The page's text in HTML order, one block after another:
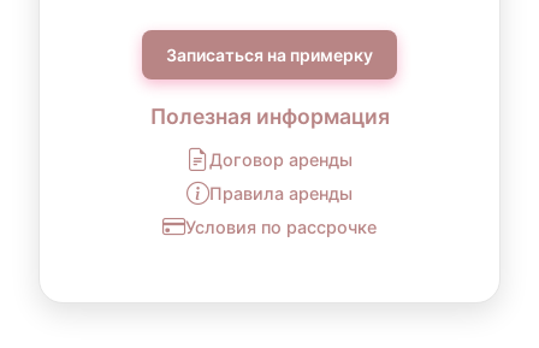
Записаться на примерку
Полезная информация
Договор аренды
Правила аренды
Условия по рассрочке